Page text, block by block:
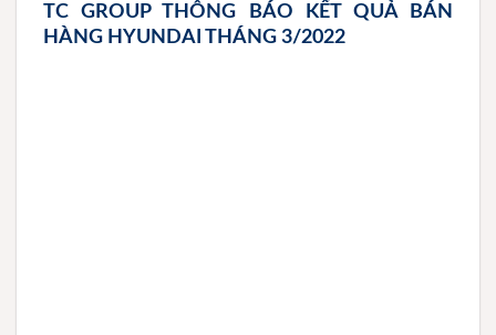
TC GROUP THÔNG BÁO KẾT QUẢ BÁN
HÀNG HYUNDAI THÁNG 3/2022